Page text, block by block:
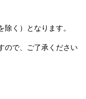
く）となります。
ので、ご了承ください